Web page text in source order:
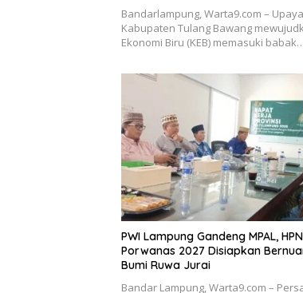
Bandarlampung, Warta9.com –
Kabupaten Tulang Bawang
Ekonomi Biru (KEB) memasuki
PWI Lampung Gandeng MPAL,
Porwanas 2027 Disiapkan
Bumi Ruwa Jurai
Bandar Lampung, Warta9.com –